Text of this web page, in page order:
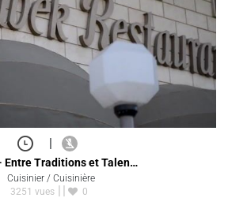
|
Entre Traditions et Talen…
Cuisinier / Cuisinière
3251 vues
0